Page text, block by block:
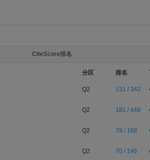
CiteScore排名
分区 排名
Q2 131 / 342
Q2 181 / 448
Q2 79 / 168
Q2 70 / 146